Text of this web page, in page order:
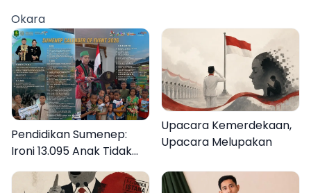
Okara
Pendidikan Sumenep:
Ironi 13.095 Anak Tidak
Sekolah Menyaksikan
Semarak Festival
Upacara Kemerdekaan,
Upacara Melupakan